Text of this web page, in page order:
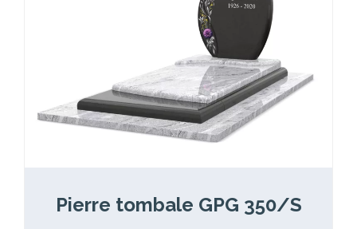
Pierre tombale GPG 350/S